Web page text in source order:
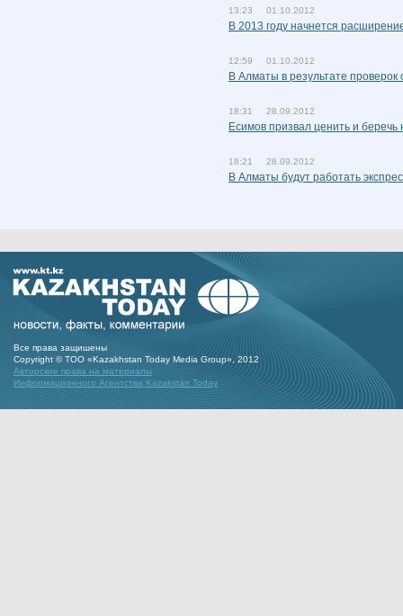
13:23 01.10.2012
В 2013 году начнется
12:59 01.10.2012
В Алматы в результате
18:31 28.09.2012
Есимов призвал ценить и
18:21 28.09.2012
В Алматы будут работать
Все права защишены
Copyright © ТОО «Kazakhstan Today Media Group», 2012
Авторские права на материалы
Информационного Агентства Kazakstan Today